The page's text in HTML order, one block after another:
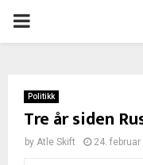
PRIMARY
Politikk
Tre år siden
by Atle Skift 24. februar